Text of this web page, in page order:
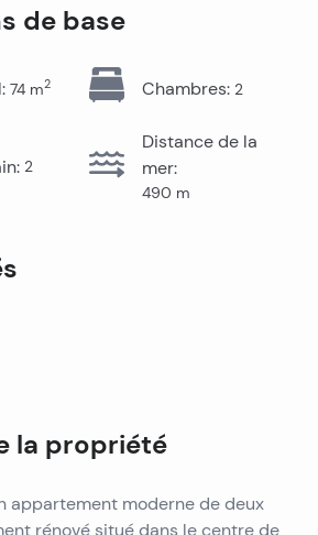
de base
: 74 m2 Chambres: 2
: 2
Distance de la
mer:
490 m
la propriété
appartement moderne de deux
rénové situé dans le centre de